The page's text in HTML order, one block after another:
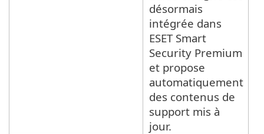
désormais
intégrée dans
ESET Smart
Security Premium
et propose
automatiquement
des contenus de
support mis à
jour.